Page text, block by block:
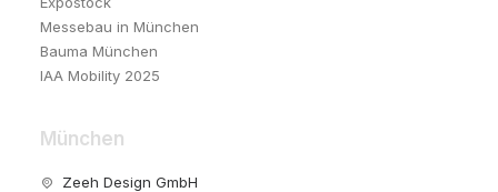
Messebau in München
Bauma München
IAA Mobility 2025
München
Zeeh Design GmbH